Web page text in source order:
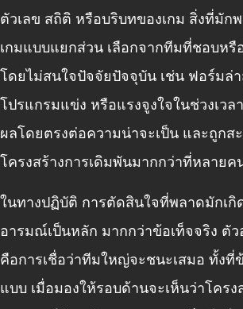
ตัวเลข สถิติ หรือบริบทของเกม สิ่งที่มัก
เกมแบบแยกส่วน เลือกจากทีมที่ชอบห
โดยไม่สนใจปัจจัยปัจจุบัน เช่น ฟอร์มล่
โปรแกรมแข่ง หรือแรงจูงใจในช่วงเว
ผลโดยตรงต่อความน่าจะเป็น และถูกส
โครงสร้างการเดิมพันมากกว่าที่หลายค
ในทางปฏิบัติ การตัดสินใจที่พลาดมักเกิ
อารมณ์เป็นหลัก มากกว่าข้อเท็จจริง ตั
คือการเชื่อว่าทีมใหญ่จะชนะเสมอ ทั้งที่
แบบ เมื่อมองให้รอบด้านจะเห็นว่าโครง